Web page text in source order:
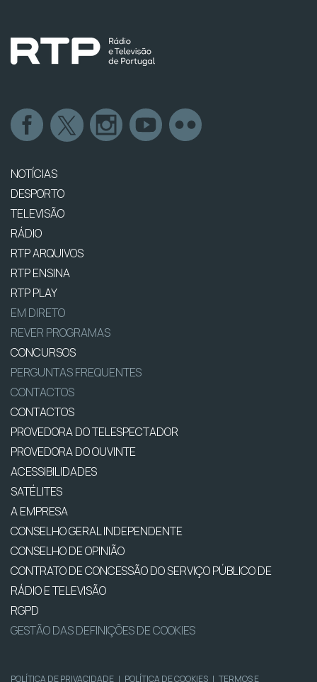
NOTÍCIAS
DESPORTO
TELEVISÃO
RÁDIO
RTP ARQUIVOS
RTP ENSINA
RTP PLAY
EM DIRETO
REVER PROGRAMAS
CONCURSOS
PERGUNTAS FREQUENTES
CONTACTOS
CONTACTOS
PROVEDORA DO TELESPECTADOR
PROVEDORA DO OUVINTE
ACESSIBILIDADES
SATÉLITES
A EMPRESA
CONSELHO GERAL INDEPENDENTE
CONSELHO DE OPINIÃO
CONTRATO DE CONCESSÃO DO SERVIÇO PÚBLICO DE
RÁDIO E TELEVISÃO
RGPD
GESTÃO DAS DEFINIÇÕES DE COOKIES
POLÍTICA DE PRIVACIDADE | POLÍTICA DE COOKIES | TERMOS E